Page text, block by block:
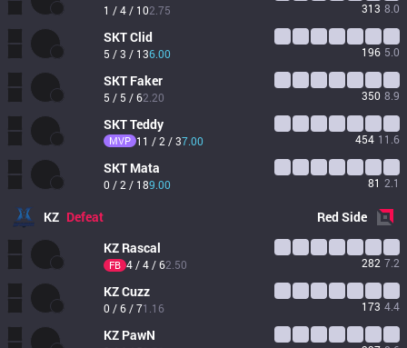
1 / 4 / 102.75 313 8.0
SKTClid
5 / 3 / 136.00 196 5.0
SKT Faker
5 / 5 / 62.20 350 8.9
SKTTeddy
MVP 11 / 2 / 37.00 454 11.6
SKT Mata
0 / 2 / 189.00 81 2.1
KZ Defeat RedSide
KZ Rascal
FB 4 / 4 / 62.50 282 7.2
KZCuzz
0 / 6 / 71.16 173 4.4
KZ PawN